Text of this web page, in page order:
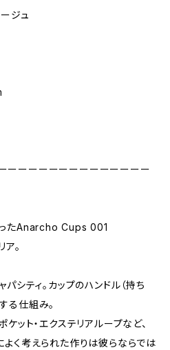
ジュ
ーーーーーーーーーーーーーー
たAnarcho Cups 001
。
シティ。カップのハンドル（持ち
る仕組み。
ケット・エクステリアループなど、
よく考えられた作りは彼らならでは